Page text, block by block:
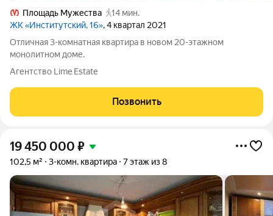
Площадь Мужества
14 мин.
ЖК «Институтский, 16», 4 квартал 2021
Отличная 3-комнатная квартира в новом 20-этажном
монолитном доме.
Агентство Lime Estate
Позвонить
19 450 000 ₽
102,5 м² 3-комн. квартира 7 этаж из 8